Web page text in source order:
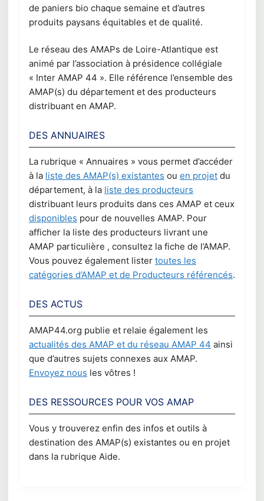
de paniers bio chaque semaine et d’autres
produits paysans équitables et de qualité.
Le réseau des AMAPs de Loire-Atlantique est
animé par l’association à présidence collégiale
« Inter AMAP 44 ». Elle référence l’ensemble des
AMAP(s) du département et des producteurs
distribuant en AMAP.
DES ANNUAIRES
La rubrique « Annuaires » vous permet d’accéder
à la liste des AMAP(s) existantes ou en projet du
département, à la liste des producteurs
distribuant leurs produits dans ces AMAP et ceux
disponibles pour de nouvelles AMAP. Pour
afficher la liste des producteurs livrant une
AMAP particulière , consultez la fiche de l’AMAP.
Vous pouvez également lister toutes les
catégories d’AMAP et de Producteurs référencés.
DES ACTUS
AMAP44.org publie et relaie également les
actualités des AMAP et du réseau AMAP 44 ainsi
que d’autres sujets connexes aux AMAP.
Envoyez nous les vôtres !
DES RESSOURCES POUR VOS AMAP
Vous y trouverez enfin des infos et outils à
destination des AMAP(s) existantes ou en projet
dans la rubrique Aide.